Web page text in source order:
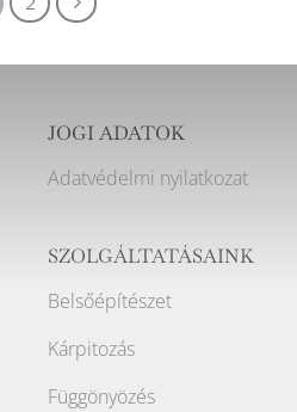
JOGI ADATOK
Adatvédelmi nyilatkozat
SZOLGÁLTATÁSAINK
Belsőépítészet
Kárpitozás
Függönyözés